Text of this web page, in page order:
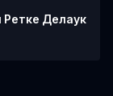
Ретке Делаук